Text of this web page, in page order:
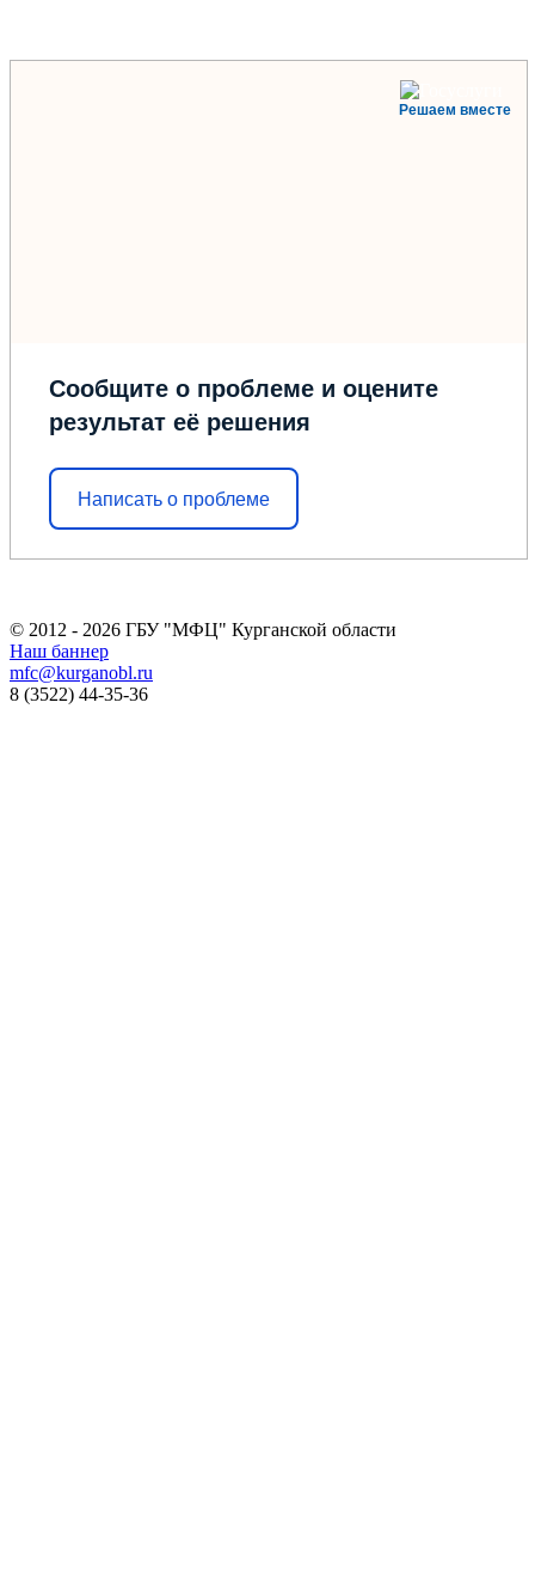
Решаем вместе
Сообщите о проблеме и оцените
результат её решения
Написать о проблеме
© 2012 - 2026 ГБУ "МФЦ" Курганской области
Наш баннер
mfc@kurganobl.ru
8 (3522) 44-35-36